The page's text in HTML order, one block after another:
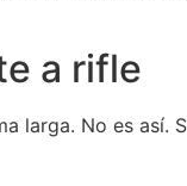
a rifle
larga. No es así.